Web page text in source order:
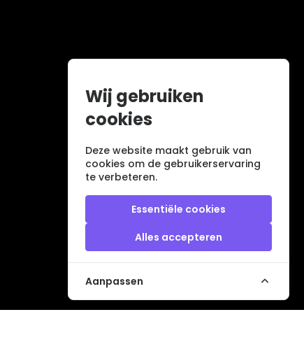
Wij gebruiken
cookies
Deze website maakt gebruik van
cookies om de gebruikerservaring
te verbeteren.
Essentiële cookies
Alles accepteren
Aanpassen